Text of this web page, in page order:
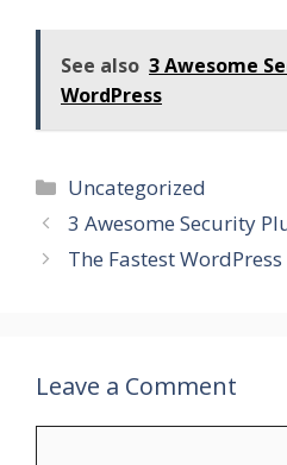
See also 3 Awesome
WordPress
Categories
Uncategorized
3 Awesome Security
The Fastest
Leave a Comment